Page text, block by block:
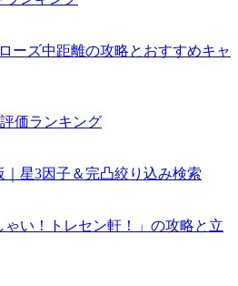
ーズ中距離の攻略とおすすめキャ
価ランキング
星3因子＆完凸絞り込み検索
ゃい！トレセン軒！」の攻略と立